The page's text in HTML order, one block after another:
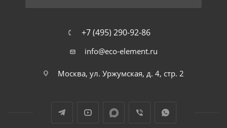
+7 (495) 290-92-86
info@eco-element.ru
Москва, ул. Уржумская, д. 4, стр. 2